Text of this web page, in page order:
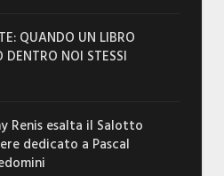
QUANDO UN LIBRO
NOI STESSI
Renis esalta il Salotto
dedicato a Pascal